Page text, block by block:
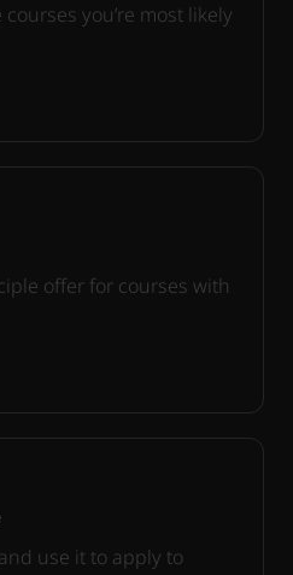
you’re most likely
offer for courses with
use it to apply to